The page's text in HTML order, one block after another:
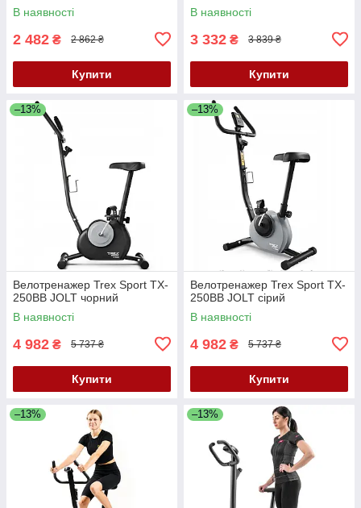
В наявності
2 482 ₴ 2 862 ₴
Купити
В наявності
3 332 ₴ 3 839 ₴
Купити
–13%
Велотренажер Trex Sport TX-
250BB JOLT чорний
В наявності
4 982 ₴ 5 737 ₴
Купити
–13%
Велотренажер Trex Sport TX-
250BB JOLT сірий
В наявності
4 982 ₴ 5 737 ₴
Купити
–13% –13%